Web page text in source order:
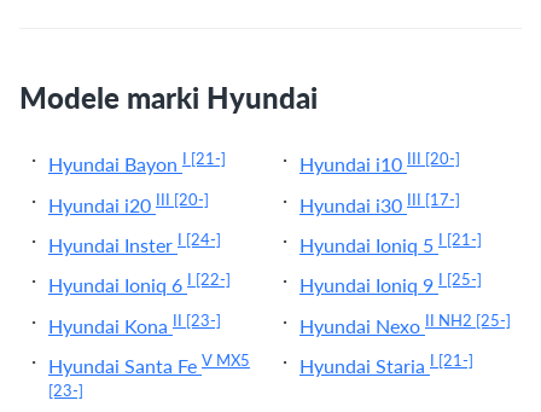
Modele marki Hyundai
Hyundai Bayon I [21-] Hyundai i10 III [20-]
Hyundai i20 III [20-] Hyundai i30 III [17-]
Hyundai Inster I [24-] Hyundai Ioniq 5 I [21-]
Hyundai Ioniq 6 I [22-] Hyundai Ioniq 9 I [25-]
Hyundai Kona II [23-] Hyundai Nexo II NH2 [25-]
Hyundai Santa Fe V MX5
[23-]
Hyundai Staria I [21-]